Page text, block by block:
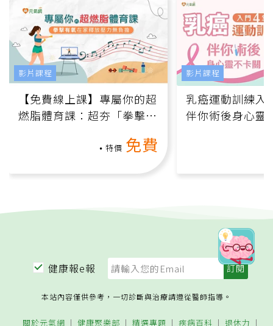
【免費線上課】專屬你的超
燃脂體育課：超夯「拳擊有
特價 免費
影片課程
乳癌運動訓練入
伴你術後身心靈
影片課程
健康報e報
本站內容僅供參考，一切診斷與治療請遵從醫師指導。
關於元氣網 健康聚樂部 精選專題 疾病百科 退休力